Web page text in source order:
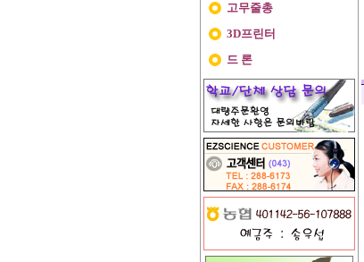
고무줄총
3D프린터
드 론